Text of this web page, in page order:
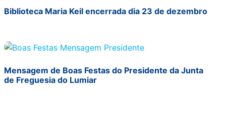
Biblioteca Maria Keil encerrada dia 23 de dezembro
Mensagem de Boas Festas do Presidente da Junta
de Freguesia do Lumiar